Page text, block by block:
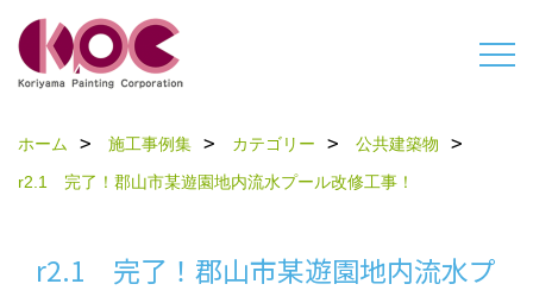
ホーム 施工事例集 カテゴリー
公共建築物
r2.1 完了！郡山市某遊園地内流水プール改修工事！
r2.1 完了！郡山市某遊園地内流水プ